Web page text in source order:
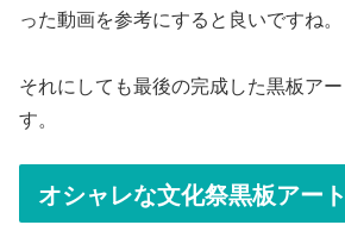
った動画を参考にすると良いですね。
それにしても最後の完成した黒板ア
す。
オシャレな文化祭黒板アー